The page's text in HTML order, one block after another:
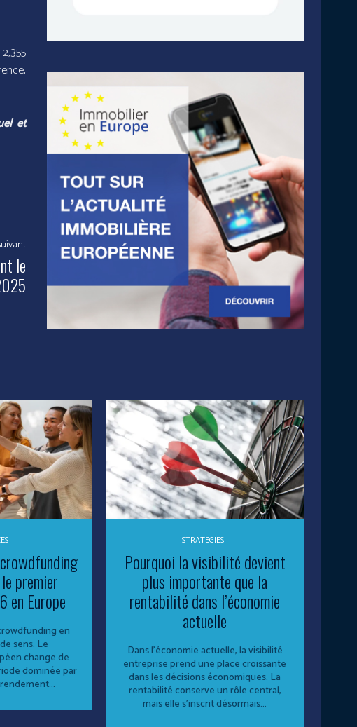
et
le
premier
en Europe
en
sens. Le
change de
dominée par
STRATEGIES
Pourquoi la visibilité devient
plus importante que la
rentabilité dans l’économie
actuelle
Dans l’économie actuelle, la visibilité
entreprise prend une place croissante
dans les décisions économiques. La
rentabilité conserve un rôle central,
mais elle s’inscrit désormais...